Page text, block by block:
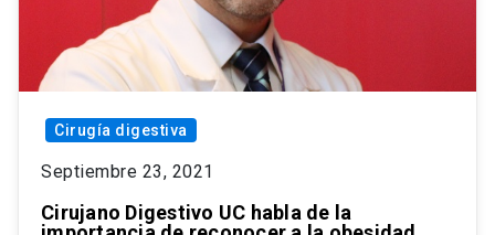
Cirugía digestiva
Septiembre 23, 2021
Cirujano Digestivo UC habla de la